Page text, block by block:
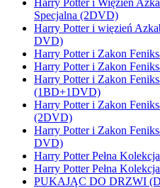
Harry Potter i Więzień
Specjalna (2DVD)
Harry Potter i więzień
DVD)
Harry Potter i Zakon
Harry Potter i Zakon
Harry Potter i Zakon
(1BD+1DVD)
Harry Potter i Zakon
(2DVD)
Harry Potter i Zakon
DVD)
Harry Potter Pełna
Harry Potter Pełna
PUKAJĄC DO DRZWI